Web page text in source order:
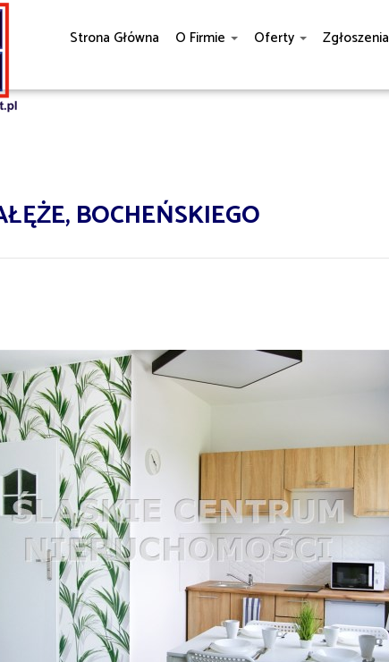
Strona Główna O Firmie Oferty Zgłoszenia
BOCHEŃSKIEGO